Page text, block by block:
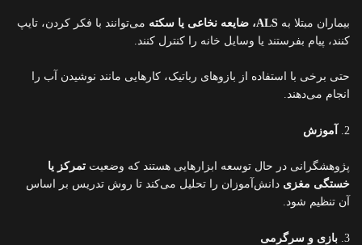
بیماران مبتلا به ALS، ضایعه نخاعی یا سکته
می‌توانند با فکر کردن، تایپ
کنند، پیام بفرستند یا وسایل خانه را کنترل کنند.
حتی برخی با استفاده از بازوهای رباتیک، کارهایی مانند نوشیدن آب را
انجام می‌دهند.
2. آموزش
پژوهشگرانی در حال توسعه ابزارهایی هستند که وضعیت تمرکز یا
خستگی مغزی دانش‌آموزان را تحلیل می‌کند تا روش تدریس بر اساس
آن تنظیم شود.
3. بازی و سرگرمی